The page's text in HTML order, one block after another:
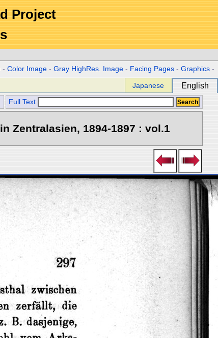
Project
-Color Image -Gray HighRes. Image - Facing Pages -Graphics -
Japanese English
Full Text
Zentralasien, 1894-1897 : vol.1